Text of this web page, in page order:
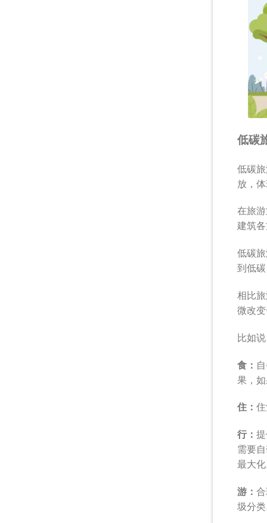
低碳
低碳
放，
在旅
建筑
低碳
到低
相比
微改
比如
食：
果，
住：
行：
需要
最大
游：
圾分